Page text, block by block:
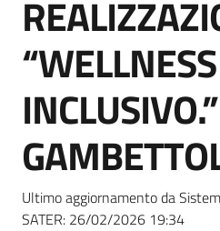
English
site
Seguici
su
Ultimo aggiornamento da
SATER: 26/02/2026 19:34